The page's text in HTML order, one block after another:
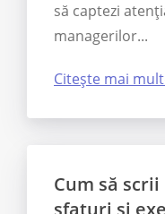
să captezi
managerilor...
Citește mai
Cum să
sfaturi și